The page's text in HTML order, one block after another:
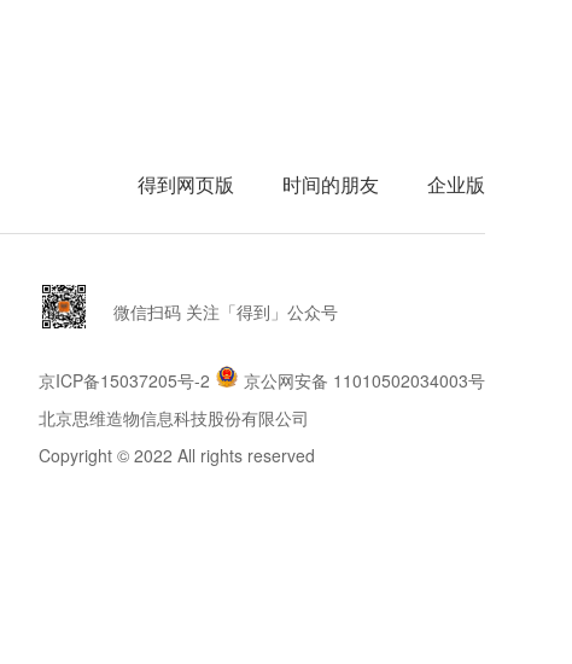
得到网页版 时间的朋友 企业版
微信扫码 关注「得到」公众号
京ICP备15037205号-2
京公网安备 11010502034003号
北京思维造物信息科技股份有限公司
Copyright © 2022 All rights reserved